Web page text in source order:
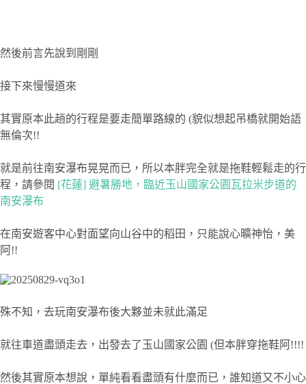
然後前言先說到剛剛
接下來慢慢道來
其實原本此趟的行程是要走簡單路線的 (貌似想起吊橋就開始語
無倫次!!
就是前往南安瀑布晃晃而已，所以本胖完全就是拖鞋輕鬆走的行
程，請參閱 [花蓮] 避暑勝地，臨近玉山國家公園瓦拉米步道的
南安瀑布
在南安遊客中心對面望向山谷中的稻田，只能說心曠神怡，美
阿!!
殊不知，去玩南安瀑布後大夥並未就此滿足
就往車道盡頭走去，出發去了玉山國家公園 (但本胖穿拖鞋阿!!!!
然後其實原本想說，單純看看盡頭有什麼而已，誰知道又不小心